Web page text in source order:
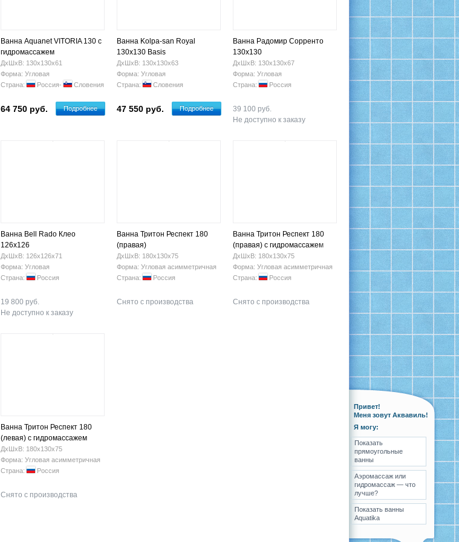
Ванна Aquanet VITORIA 130 с
гидромассажем
ДхШхВ: 130х130х61
Форма: Угловая
Страна:
Россия- Словения
64 750 руб. Подробнее
Ванна Kolpa-san Royal
130х130 Basis
ДхШхВ: 130х130х63
Форма: Угловая
Страна:
Словения
47 550 руб. Подробнее
Ванна Радомир Сорренто
130x130
ДхШхВ: 130х130х67
Форма: Угловая
Страна:
Россия
39 100 руб.
Не доступно к заказу
Ванна Bell Rado Клео
126х126
ДхШхВ: 126х126х71
Форма: Угловая
Страна:
Россия
19 800 руб.
Не доступно к заказу
Ванна Тритон Респект 180
(правая)
ДхШхВ: 180х130х75
Форма: Угловая асимметричная
Страна:
Россия
Снято с производства
Ванна Тритон Респект 180
(правая) с гидромассажем
ДхШхВ: 180х130х75
Форма: Угловая асимметричная
Страна:
Россия
Снято с производства
Ванна Тритон Респект 180
(левая) с гидромассажем
ДхШхВ: 180х130х75
Форма: Угловая асимметричная
Страна:
Россия
Снято с производства
Привет!
Меня зовут Аквавиль!
Я могу:
Показать
прямоугольные
ванны
Аэромассаж или
гидромассаж — что
лучше?
Показать ванны
Aquatika